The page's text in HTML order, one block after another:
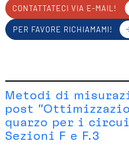
CONTATTATECI VIA E-MAIL!
PER FAVORE RICHIAMAMI!
Metodi di
post
quarzo per i
Sezioni F e F.3